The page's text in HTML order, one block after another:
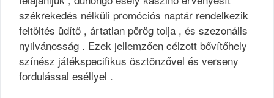
székrekedés nélküli promóciós naptár rendelkezik
feltöltés üdítő , ártatlan pörög tolja , és szezonális
nyilvánosság . Ezek jellemzően célzott bővítőhely
színész játékspecifikus ösztönzővel és verseny
fordulással eséllyel .